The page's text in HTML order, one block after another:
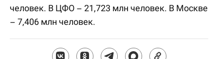
человек. В ЦФО – 21,723 млн человек. В Москве
– 7,406 млн человек.